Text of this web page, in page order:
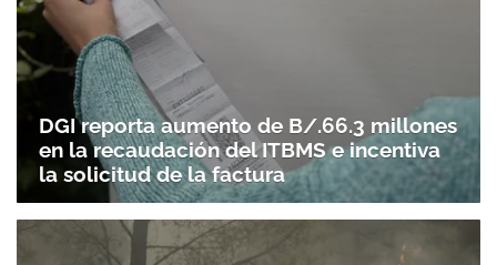
DGI reporta aumento de B/.66.3 millones
en la recaudación del ITBMS e incentiva
la solicitud de la factura